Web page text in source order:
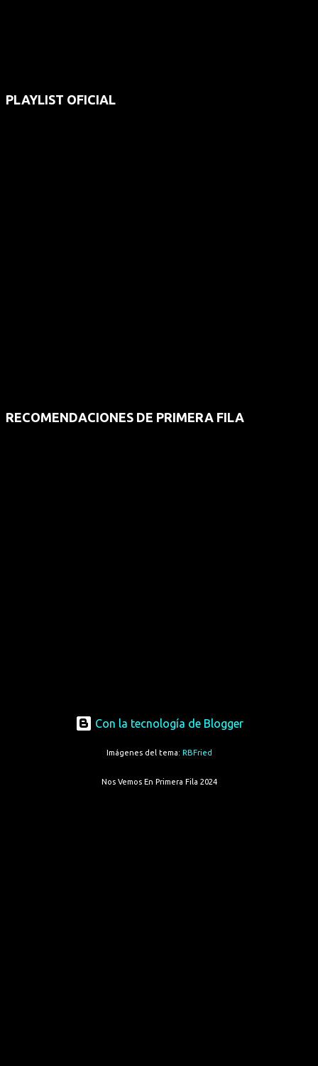
PLAYLIST OFICIAL
RECOMENDACIONES DE PRIMERA FILA
Con la tecnología de Blogger
Imágenes del tema: RBFried
Nos Vemos En Primera Fila 2024